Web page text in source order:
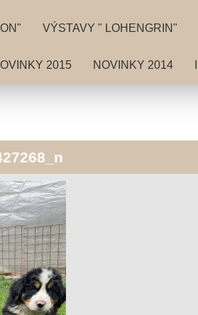
VÝSTAVY " LOHENGRIN"
2015 NOVINKY 2014